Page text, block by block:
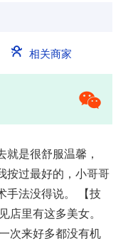
相关商家
就是很舒服温馨，
按过最好的，小哥哥
手法没得说。 【技
店里有这多美女。
次来好多都没有机